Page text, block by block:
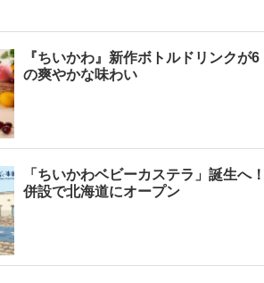
『ちいかわ』新作ボトルドリンク
の爽やかな味わい
「ちいかわベビーカステラ」誕生
併設で北海道にオープン